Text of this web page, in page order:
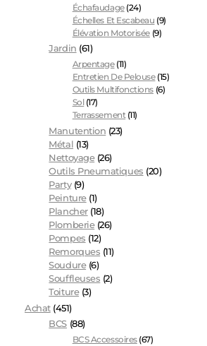
Échafaudage (24)
Échelles Et Escabeau (9)
Élévation Motorisée (9)
Jardin (61)
Arpentage (11)
Entretien De Pelouse (15)
Outils Multifonctions (6)
Sol (17)
Terrassement (11)
Manutention (23)
Métal (13)
Nettoyage (26)
Outils Pneumatiques (20)
Party (9)
Peinture (1)
Plancher (18)
Plomberie (26)
Pompes (12)
Remorques (11)
Soudure (6)
Souffleuses (2)
Toiture (3)
Achat (451)
BCS (88)
BCS Accessoires (67)